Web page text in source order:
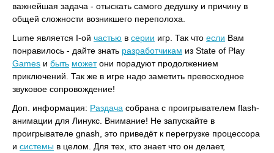
важнейшая задача - отыскать самого дедушку и причину в
общей сложности возникшего переполоха.
Lume является I-ой частью в серии игр. Так что если Вам
понравилось - дайте знать разработчикам из State of Play
Games и быть можетони порадуют продолжением
приключений. Так же в игре надо заметить превосходное
звуковое сопровождение!
Доп. информация: Раздача собрана с проигрывателем flash-
анимации для Линукс. Внимание! Не запускайте в
проигрывателе gnash, это приведёт к перегрузке процессора
и системы в целом. Для тех, кто знает что он делает,